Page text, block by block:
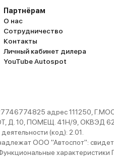
Партнёрам
О нас
Сотрудничество
Контакты
Личный кабинет дилера
YouTube Autospot
адрес 111250,
ПОМЕЩ. 41Н/9, ОКВЭД 62.0)
(код): 2.01.
ООО "Автоспот":
характеристики